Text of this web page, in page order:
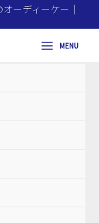
ーディーケー｜
MENU